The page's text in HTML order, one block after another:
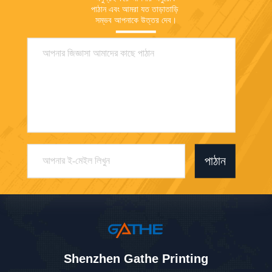
পাঠান এবং আমরা যত তাড়াতাড়ি
সম্ভব আপনাকে উত্তর দেব।
পাঠান
Shenzhen Gathe Printing